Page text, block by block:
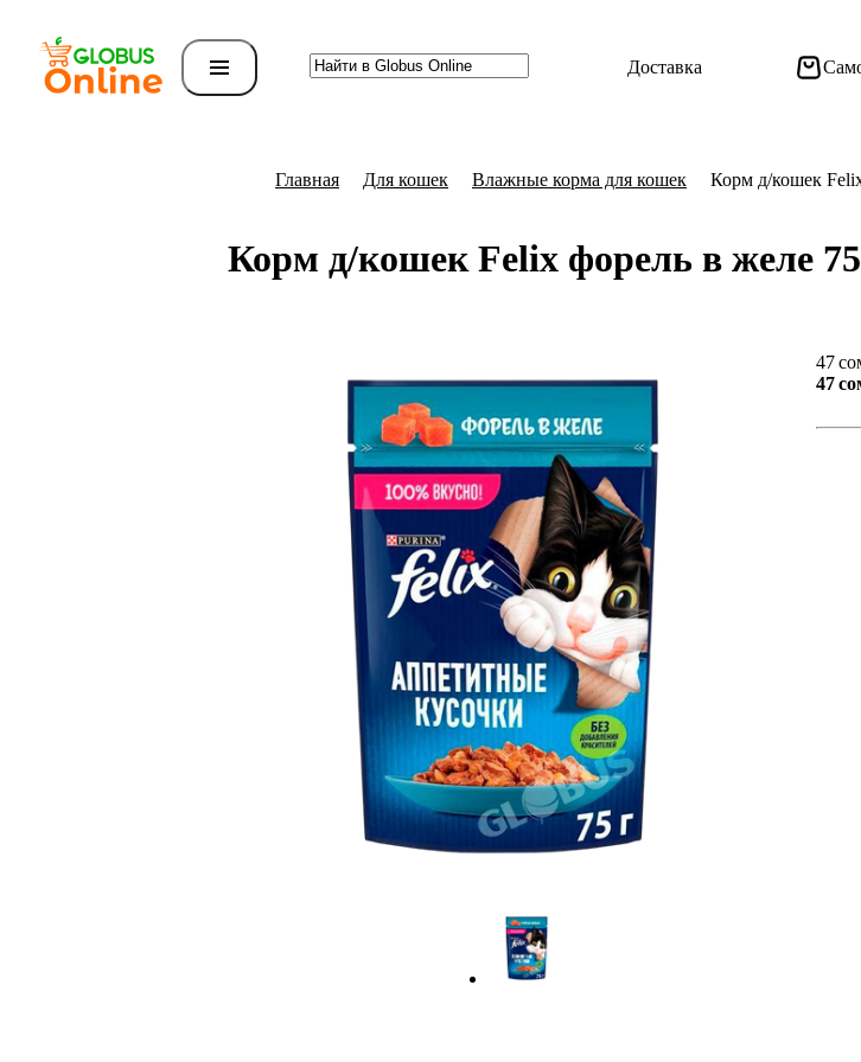
Доставка
Главная Для кошек Влажные корма для кошек Корм д/кошек
Корм д/кошек Felix форель в желе
47
47